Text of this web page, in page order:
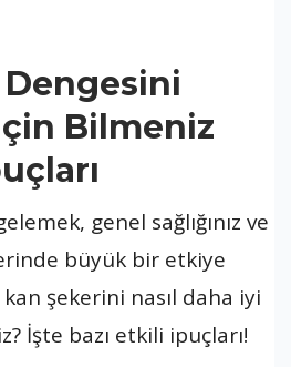
Bilmeniz
genel sağlığınız ve
büyük bir etkiye
şekerini nasıl daha iyi
İşte bazı etkili ipuçları!